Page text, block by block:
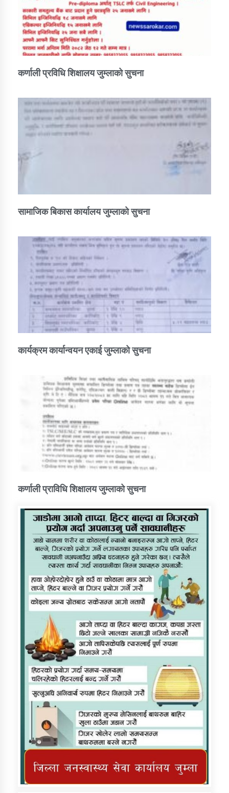
कर्णाली प्राविधि शिक्षालय जुम्लाको सुचना
तातोपानी गाउँपालिकाको न्यायिक समिति सम्बन्धी सन्देश
तातोपानी गाउँपालिका जुम्लाको महिला तथा लैङ्गिक हिंसा
तातोपानी गाउँपालिका जुम्लाको महिनावारी सम्बन्धिकाे
तातोपानी गाउँपालिका जुम्लाको बालविवाह सन्देश
तातोपानी गाउँपालिका जुम्लाको सूचना
तातोपानी गाउँपालिका जुम्लाको सूचना
कर्णाली प्रविधि शिक्षालय जुम्लाको सुचना
सामाजिक बिकास कार्यालय जुम्लाकाे सुचना
कार्यक्रम कार्यान्वयन एकाई जुम्लाको सुचना
कर्णाली प्राविधि शिक्षालय जुम्लाको सुचना